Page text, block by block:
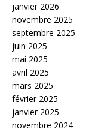
janvier 2026
novembre 2025
septembre 2025
juin 2025
mai 2025
avril 2025
mars 2025
février 2025
janvier 2025
novembre 2024